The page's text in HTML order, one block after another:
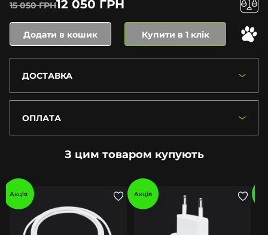
15 050 ГРН12 050 ГРН
Додати в кошик Купити в 1 клік
ДОСТАВКА
ОПЛАТА
З цим товаром купують
Акція Акція